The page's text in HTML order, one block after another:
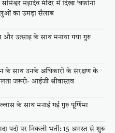
महादेव मंदिर में दिखा ‘बर्फानी
का उमड़ा सैलाब
और उत्साह के साथ मनाया गया गुरु
के साथ उनके अधिकारों के संरक्षण के
जरूरी- आईजी श्रीवास्तव
के साथ मनाई गई गुरु पूर्णिमा
पदों पर निकली भर्ती: 15 अगस्त से शुरू